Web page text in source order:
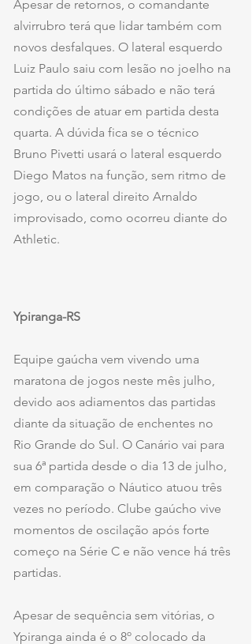
Apesar de retornos, o comandante
alvirrubro terá que lidar também com
novos desfalques. O lateral esquerdo
Luiz Paulo saiu com lesão no joelho na
partida do último sábado e não terá
condições de atuar em partida desta
quarta. A dúvida fica se o técnico
Bruno Pivetti usará o lateral esquerdo
Diego Matos na função, sem ritmo de
jogo, ou o lateral direito Arnaldo
improvisado, como ocorreu diante do
Athletic.
Ypiranga-RS
Equipe gaúcha vem vivendo uma
maratona de jogos neste mês julho,
devido aos adiamentos das partidas
diante da situação de enchentes no
Rio Grande do Sul. O Canário vai para
sua 6ª partida desde o dia 13 de julho,
em comparação o Náutico atuou três
vezes no período. Clube gaúcho vive
momentos de oscilação após forte
começo na Série C e não vence há três
partidas.
Apesar de sequência sem vitórias, o
Ypiranga ainda é o 8º colocado da